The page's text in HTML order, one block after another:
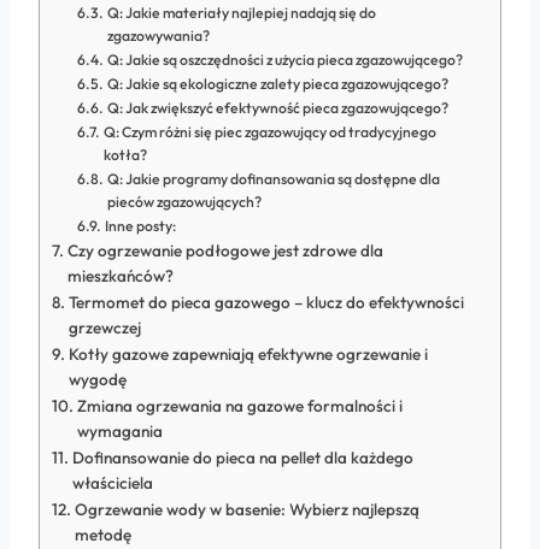
Q: Jakie materiały najlepiej nadają się do
zgazowywania?
Q: Jakie są oszczędności z użycia pieca zgazowującego?
Q: Jakie są ekologiczne zalety pieca zgazowującego?
Q: Jak zwiększyć efektywność pieca zgazowującego?
Q: Czym różni się piec zgazowujący od tradycyjnego
kotła?
Q: Jakie programy dofinansowania są dostępne dla
pieców zgazowujących?
Inne posty:
Czy ogrzewanie podłogowe jest zdrowe dla
mieszkańców?
Termomet do pieca gazowego – klucz do efektywności
grzewczej
Kotły gazowe zapewniają efektywne ogrzewanie i
wygodę
Zmiana ogrzewania na gazowe formalności i
wymagania
Dofinansowanie do pieca na pellet dla każdego
właściciela
Ogrzewanie wody w basenie: Wybierz najlepszą
metodę